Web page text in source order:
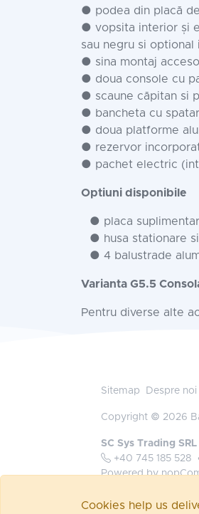
● podea din placă
● vopsita interior și
sau negru si
● sina montaj
● doua console cu
● scaune căpitan si
● bancheta cu
● doua platforme
● rezervor
● pachet electric
Optiuni disponibile
● placa
● husa stationare
● 4 balustrade
Varianta G5.5
Pentru diverse alte
Sitemap Despre noi
Copyright © 2026
SC Sys Trading SRL
+40 745 185 528
Powered by
Cookies help us